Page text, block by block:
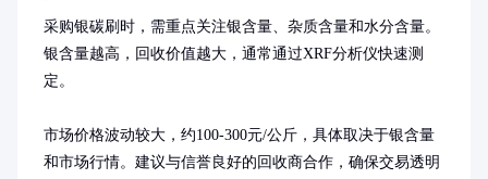
采购银碳刷时，需重点关注银含量、杂质含量和水分含量。
银含量越高，回收价值越大，通常通过XRF分析仪快速测
定。
市场价格波动较大，约100-300元/公斤，具体取决于银含量
和市场行情。建议与信誉良好的回收商合作，确保交易透明